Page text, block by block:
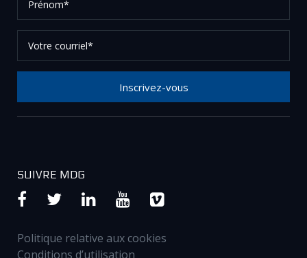
courriel*
Inscrivez-vous
SUIVRE MDG
Politique relative aux cookies
Conditions d’utilisation